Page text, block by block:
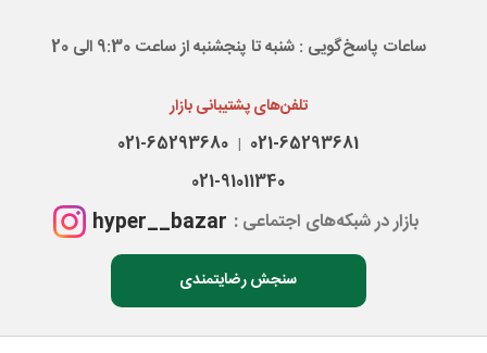
ساعات پاسخ‌گویی : شنبه تا پنجشنبه از ساعت 9:30 الی 20
تلفن‌های پشتیبانی بازار
021-65293681
|
021-65293680
021-91011340
بازار در شبکه‌های اجتماعی : hyper__bazar
سنجش رضایتمندی